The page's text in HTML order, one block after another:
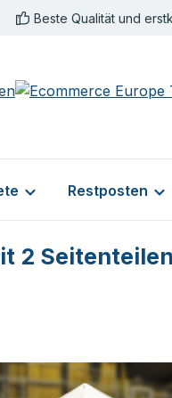
Beste Qualität und
Restposten
2